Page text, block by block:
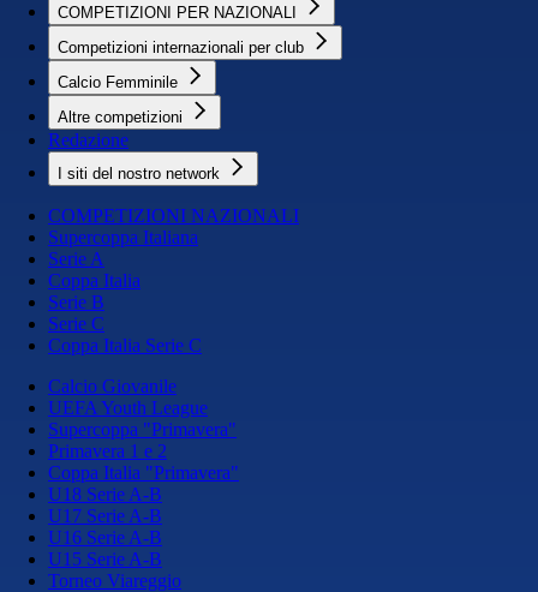
COMPETIZIONI PER NAZIONALI
Competizioni internazionali per club
Calcio Femminile
Altre competizioni
Redazione
I siti del nostro network
COMPETIZIONI NAZIONALI
Supercoppa Italiana
Serie A
Coppa Italia
Serie B
Serie C
Coppa Italia Serie C
Calcio Giovanile
UEFA Youth League
Supercoppa "Primavera"
Primavera 1 e 2
Coppa Italia "Primavera"
U18 Serie A-B
U17 Serie A-B
U16 Serie A-B
U15 Serie A-B
Torneo Viareggio